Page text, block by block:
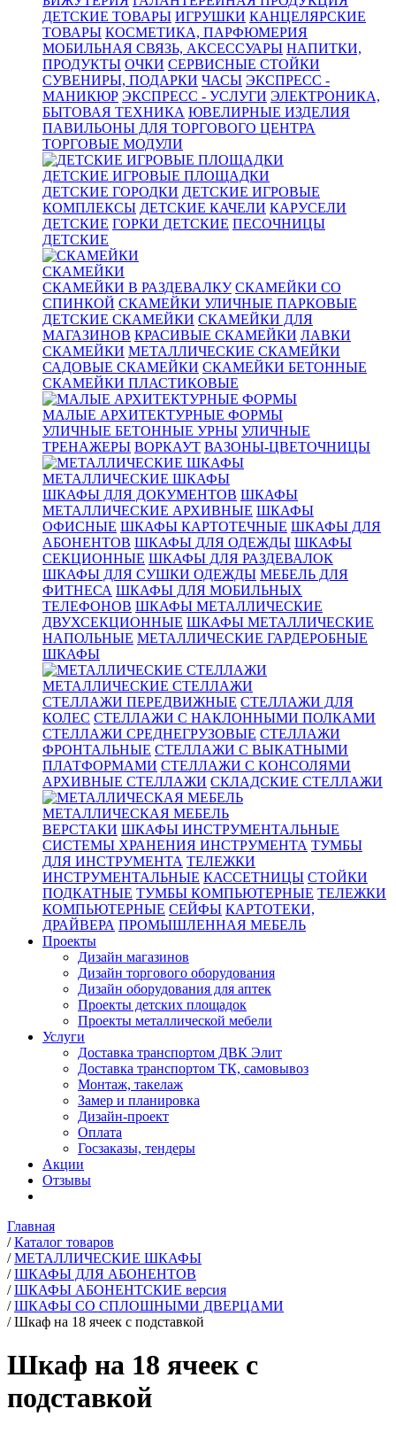
ДЕТСКИЕ ТОВАРЫ ИГРУШКИ КАНЦЕЛЯРСКИЕ
ТОВАРЫ КОСМЕТИКА, ПАРФЮМЕРИЯ
МОБИЛЬНАЯ СВЯЗЬ, АКСЕССУАРЫ НАПИТКИ,
ПРОДУКТЫ ОЧКИ СЕРВИСНЫЕ СТОЙКИ
СУВЕНИРЫ, ПОДАРКИ ЧАСЫ ЭКСПРЕСС -
МАНИКЮР ЭКСПРЕСС - УСЛУГИ ЭЛЕКТРОНИКА,
БЫТОВАЯ ТЕХНИКА ЮВЕЛИРНЫЕ ИЗДЕЛИЯ
ПАВИЛЬОНЫ ДЛЯ ТОРГОВОГО ЦЕНТРА
ТОРГОВЫЕ МОДУЛИ
ДЕТСКИЕ ИГРОВЫЕ ПЛОЩАДКИ
ДЕТСКИЕ ГОРОДКИ ДЕТСКИЕ ИГРОВЫЕ
КОМПЛЕКСЫ ДЕТСКИЕ КАЧЕЛИ КАРУСЕЛИ
ДЕТСКИЕ ГОРКИ ДЕТСКИЕ ПЕСОЧНИЦЫ
ДЕТСКИЕ
СКАМЕЙКИ
СКАМЕЙКИ В РАЗДЕВАЛКУ СКАМЕЙКИ СО
СПИНКОЙ СКАМЕЙКИ УЛИЧНЫЕ ПАРКОВЫЕ
ДЕТСКИЕ СКАМЕЙКИ СКАМЕЙКИ ДЛЯ
МАГАЗИНОВ КРАСИВЫЕ СКАМЕЙКИ ЛАВКИ
СКАМЕЙКИ МЕТАЛЛИЧЕСКИЕ СКАМЕЙКИ
САДОВЫЕ СКАМЕЙКИ СКАМЕЙКИ БЕТОННЫЕ
СКАМЕЙКИ ПЛАСТИКОВЫЕ
МАЛЫЕ АРХИТЕКТУРНЫЕ ФОРМЫ
УЛИЧНЫЕ БЕТОННЫЕ УРНЫ УЛИЧНЫЕ
ТРЕНАЖЕРЫ ВОРКАУТ ВАЗОНЫ-ЦВЕТОЧНИЦЫ
МЕТАЛЛИЧЕСКИЕ ШКАФЫ
ШКАФЫ ДЛЯ ДОКУМЕНТОВ ШКАФЫ
МЕТАЛЛИЧЕСКИЕ АРХИВНЫЕ ШКАФЫ
ОФИСНЫЕ ШКАФЫ КАРТОТЕЧНЫЕ ШКАФЫ ДЛЯ
АБОНЕНТОВ ШКАФЫ ДЛЯ ОДЕЖДЫ ШКАФЫ
СЕКЦИОННЫЕ ШКАФЫ ДЛЯ РАЗДЕВАЛОК
ШКАФЫ ДЛЯ СУШКИ ОДЕЖДЫ МЕБЕЛЬ ДЛЯ
ФИТНЕСА ШКАФЫ ДЛЯ МОБИЛЬНЫХ
ТЕЛЕФОНОВ ШКАФЫ МЕТАЛЛИЧЕСКИЕ
ДВУХСЕКЦИОННЫЕ ШКАФЫ МЕТАЛЛИЧЕСКИЕ
НАПОЛЬНЫЕ МЕТАЛЛИЧЕСКИЕ ГАРДЕРОБНЫЕ
ШКАФЫ
МЕТАЛЛИЧЕСКИЕ СТЕЛЛАЖИ
СТЕЛЛАЖИ ПЕРЕДВИЖНЫЕ СТЕЛЛАЖИ ДЛЯ
КОЛЕС СТЕЛЛАЖИ С НАКЛОННЫМИ ПОЛКАМИ
СТЕЛЛАЖИ СРЕДНЕГРУЗОВЫЕ СТЕЛЛАЖИ
ФРОНТАЛЬНЫЕ СТЕЛЛАЖИ С ВЫКАТНЫМИ
ПЛАТФОРМАМИ СТЕЛЛАЖИ С КОНСОЛЯМИ
АРХИВНЫЕ СТЕЛЛАЖИ СКЛАДСКИЕ СТЕЛЛАЖИ
МЕТАЛЛИЧЕСКАЯ МЕБЕЛЬ
ВЕРСТАКИ ШКАФЫ ИНСТРУМЕНТАЛЬНЫЕ
СИСТЕМЫ ХРАНЕНИЯ ИНСТРУМЕНТА ТУМБЫ
ДЛЯ ИНСТРУМЕНТА ТЕЛЕЖКИ
ИНСТРУМЕНТАЛЬНЫЕ КАССЕТНИЦЫ СТОЙКИ
ПОДКАТНЫЕ ТУМБЫ КОМПЬЮТЕРНЫЕ ТЕЛЕЖКИ
КОМПЬЮТЕРНЫЕ СЕЙФЫ КАРТОТЕКИ,
ДРАЙВЕРА ПРОМЫШЛЕННАЯ МЕБЕЛЬ
Проекты
Дизайн магазинов
Дизайн торгового оборудования
Дизайн оборудования для аптек
Проекты детских площадок
Проекты металлической мебели
Услуги
Доставка транспортом ДВК Элит
Доставка транспортом ТК, самовывоз
Монтаж, такелаж
Замер и планировка
Дизайн-проект
Оплата
Госзаказы, тендеры
Акции
Отзывы
Главная
/ Каталог товаров
/ МЕТАЛЛИЧЕСКИЕ ШКАФЫ
/ ШКАФЫ ДЛЯ АБОНЕНТОВ
/ ШКАФЫ АБОНЕНТСКИЕ версия
/ ШКАФЫ СО СПЛОШНЫМИ ДВЕРЦАМИ
/ Шкаф на 18 ячеек с подставкой
Шкаф на 18 ячеек с
подставкой